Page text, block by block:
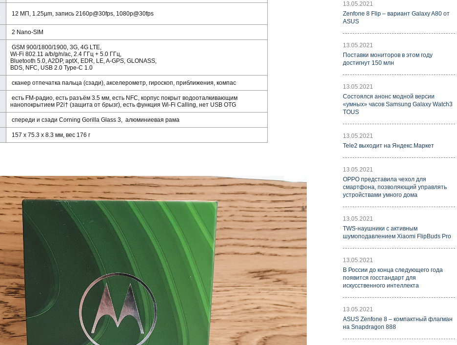
12 МП, 1.25µm, запись 2160p@30fps, 1080p@30fps
2 Nano-SIM
GSM 900/1800/1900, 3G, 4G LTE,
Wi-Fi 802.11 a/b/g/n/ac, 2.4 ГГц + 5.0 ГГц,
Bluetooth 5.0, A2DP, aptX, EDR, LE, A-GPS, GLONASS,
BDS, NFC, USB 2.0 Type-C 1.0
сканер отпечатка пальца (сзади), акселерометр, гироскоп, приближения, компас
есть FM-радио, есть разъём 3.5 мм, есть NFC, корпус покрыт водооталкивающим
нанопокрытием P2i† (защита от брызг), есть функция Wi-Fi Calling, нет USB OTG
спереди и сзади Corning Gorilla Glass 3, алюминиевая рама
157 x 75.3 x 8.3 мм, вес 176 г
13.05.2021
Zenfone 8 Flip – вариант Galaxy A80 от
ASUS
13.05.2021
Поставки мониторов в этом году
достигнут 150 млн
13.05.2021
Состоялся анонс модной версии
«умных» часов Samsung Galaxy Watch3
TOUS
13.05.2021
Tele2 выходит на Яндекс.Маркет
13.05.2021
OPPO представила чехол для
смартфона, позволяющий управлять
устройствами умного дома
13.05.2021
TWS-наушники с активным
шумоподавлением Xiaomi FlipBuds Pro
13.05.2021
В России до конца следующего года
появится госстандарт для
искусственного интеллекта
13.05.2021
ASUS Zenfone 8 – компактный флагман
на Snapdragon 888